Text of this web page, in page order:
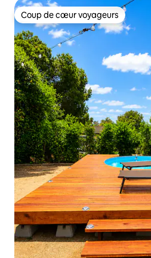
Coup de cœur voyageurs
Coup de cœur voyageurs